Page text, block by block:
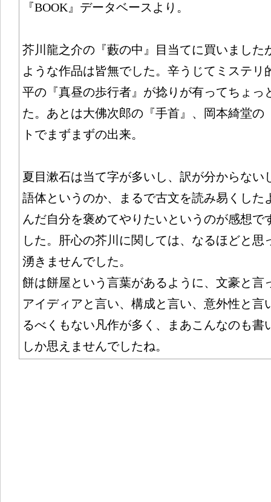
『BOOK』データベースより。
芥川龍之介の『藪の中』目当てに買いました
ような作品は皆無でした。辛うじてミステリ
平の『真昼の歩行者』が捻りが有ってちょっ
た。あとは大佛次郎の『手首』、岡本綺堂の
トでまずまずの出来。
夏目漱石は当て字が多いし、訳が分からない
語体というのか、まるで古文を読み易くした
んだ自分を褒めてやりたいというのが感想で
した。肝心の芥川に関しては、なるほどと思
湧きませんでした。
餅は餅屋という言葉があるように、文豪と言
アイディアと言い、構成と言い、意外性と言
るべくもない凡作が多く、まあこんなのも書
しか思えませんでしたね。